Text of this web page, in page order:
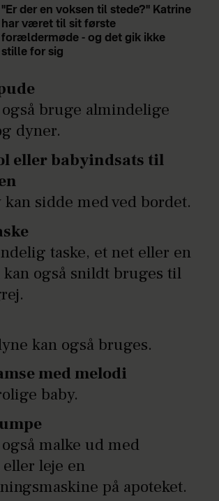
"Er der en voksen til stede?" Katrine
har været til sit første
forældermøde - og det gik ikke
stille for sig
bruge almindelige
dyner.
eller babyindsats til
kan sidde med ved bordet.
taske, et net eller en
også snildt bruges til
kan også bruges.
med melodi
baby.
malke ud med
leje en
på apoteket.